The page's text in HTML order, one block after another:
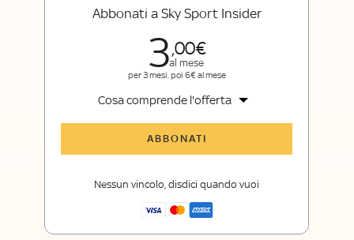
Abbonati a Sky Sport Insider
300
al mese
per 3 mesi, poi 6€ al mese
Cosa comprende l'offerta
Sport
La newsletter esclusiva di Sky Sport
ABBONATI
Nessun vincolo, disdici quando vuoi